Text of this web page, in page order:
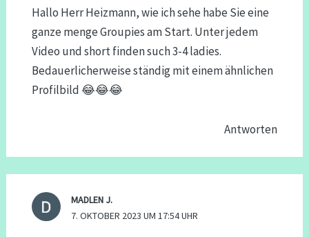
Hallo Herr Heizmann, wie ich sehe habe Sie eine
ganze menge Groupies am Start. Unter jedem
Video und short finden such 3-4 ladies.
Bedauerlicherweise ständig mit einem ähnlichen
Profilbild 😂😂😂
Antworten
MADLEN J.
7. OKTOBER 2023 UM 17:54 UHR